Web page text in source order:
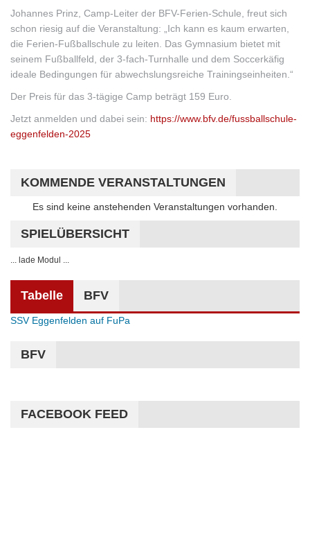
Johannes Prinz, Camp-Leiter der BFV-Ferien-Schule, freut sich
schon riesig auf die Veranstaltung: „Ich kann es kaum erwarten,
die Ferien-Fußballschule zu leiten. Das Gymnasium bietet mit
seinem Fußballfeld, der 3-fach-Turnhalle und dem Soccerkäfig
ideale Bedingungen für abwechslungsreiche Trainingseinheiten.“
Der Preis für das 3-tägige Camp beträgt 159 Euro.
Jetzt anmelden und dabei sein: https://www.bfv.de/fussballschule-
eggenfelden-2025
KOMMENDE VERANSTALTUNGEN
Hinweis
Es sind keine anstehenden Veranstaltungen vorhanden.
SPIELÜBERSICHT
... lade Modul ...
Tabelle BFV
SSV Eggenfelden auf FuPa
BFV
FACEBOOK FEED